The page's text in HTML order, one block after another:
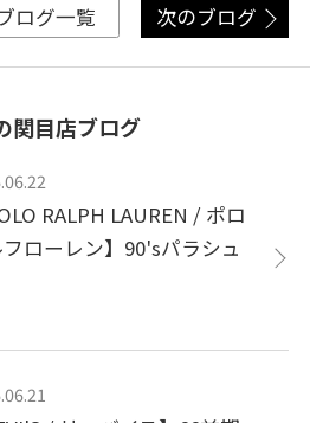
ログ一覧 次のブログ
関目店ブログ
RALPH LAUREN / ポロ
ローレン】90'sパラシュ